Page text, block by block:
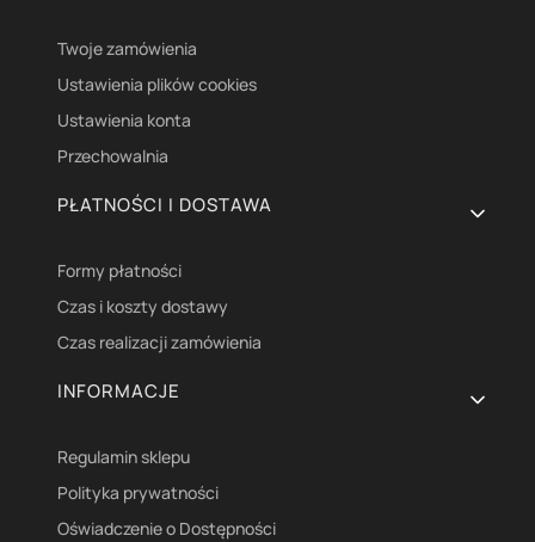
Twoje zamówienia
Ustawienia plików cookies
Ustawienia konta
Przechowalnia
PŁATNOŚCI I DOSTAWA
Formy płatności
Czas i koszty dostawy
Czas realizacji zamówienia
INFORMACJE
Regulamin sklepu
Polityka prywatności
Oświadczenie o Dostępności